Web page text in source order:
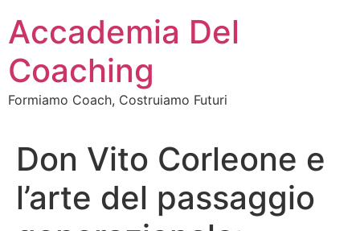
contenuto
Accademia Del
Coaching
Formiamo Coach, Costruiamo Futuri
Don Vito Corleone e
l’arte del passaggio